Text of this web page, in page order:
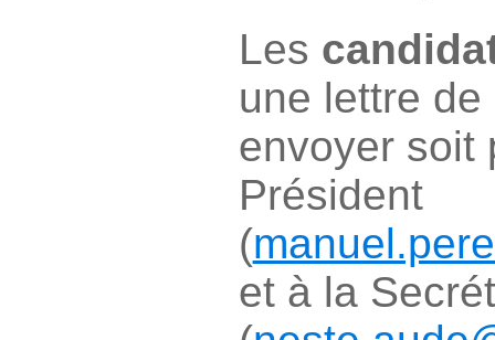
Les
une lettre
envoyer soit
Président
(
et à la